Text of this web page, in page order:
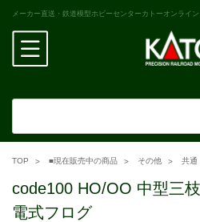
メーカー直送・鉄道模型ホビーセンターカトーオンライ
TOP ■現在販売中の商品 その他 共通
code100 HO/OO 中型三
電式フログ